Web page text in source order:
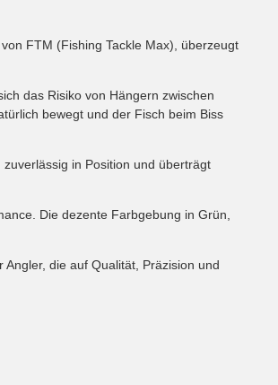
FTM (Fishing Tackle Max), überzeugt
das Risiko von Hängern zwischen
bewegt und der Fisch beim Biss
in Position und überträgt
Die dezente Farbgebung in Grün,
die auf Qualität, Präzision und